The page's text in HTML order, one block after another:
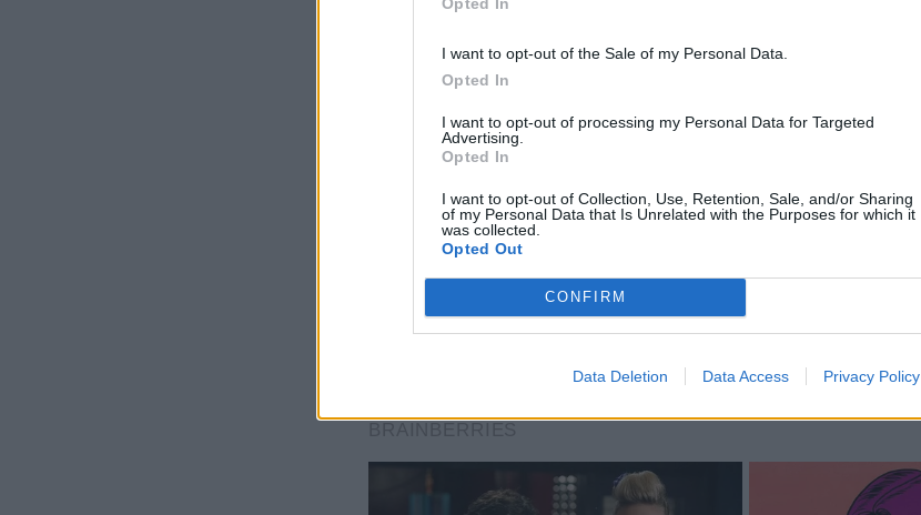
I want to opt-out of the Sale of my Personal Data.
Opted In
I want to opt-out of processing my Personal Data for Targeted
Advertising.
Opted In
I want to opt-out of Collection, Use, Retention, Sale, and/or Sharing
of my Personal Data that Is Unrelated with the Purposes for which it
was collected.
Opted Out
CONFIRM
Data Deletion Data Access Privacy Policy